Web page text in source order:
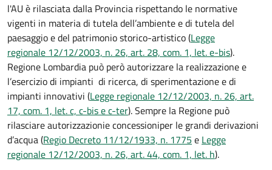
l'AU è rilasciata dalla Provincia rispettando le normative
vigenti in materia di tutela dell’ambiente e di tutela del
paesaggio e del patrimonio storico-artistico (Legge
regionale 12/12/2003, n. 26, art. 28, com. 1, let. e-bis).
Regione Lombardia può però autorizzare la realizzazione e
l’esercizio di impianti di ricerca, di sperimentazione e di
impianti innovativi (Legge regionale 12/12/2003, n. 26, art.
17, com. 1, let. c, c-bis e c-ter). Sempre la Regione può
rilasciare autorizzazionie concessioniper le grandi derivazioni
d’acqua (Regio Decreto 11/12/1933, n. 1775 e Legge
regionale 12/12/2003, n. 26, art. 44, com. 1, let. h).